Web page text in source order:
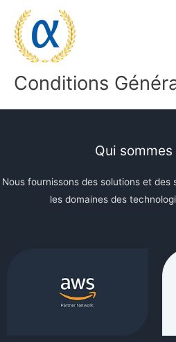
Conditions
Qui sommes
Nous fournissons des solutions et
les domaines des